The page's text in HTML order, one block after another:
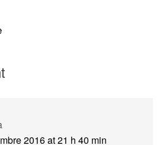
2016 at 21 h 40 min